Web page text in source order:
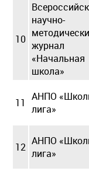
10
научно-
журнал
«Начальная
школа»
11 АНПО
лига»
12 АНПО
лига»